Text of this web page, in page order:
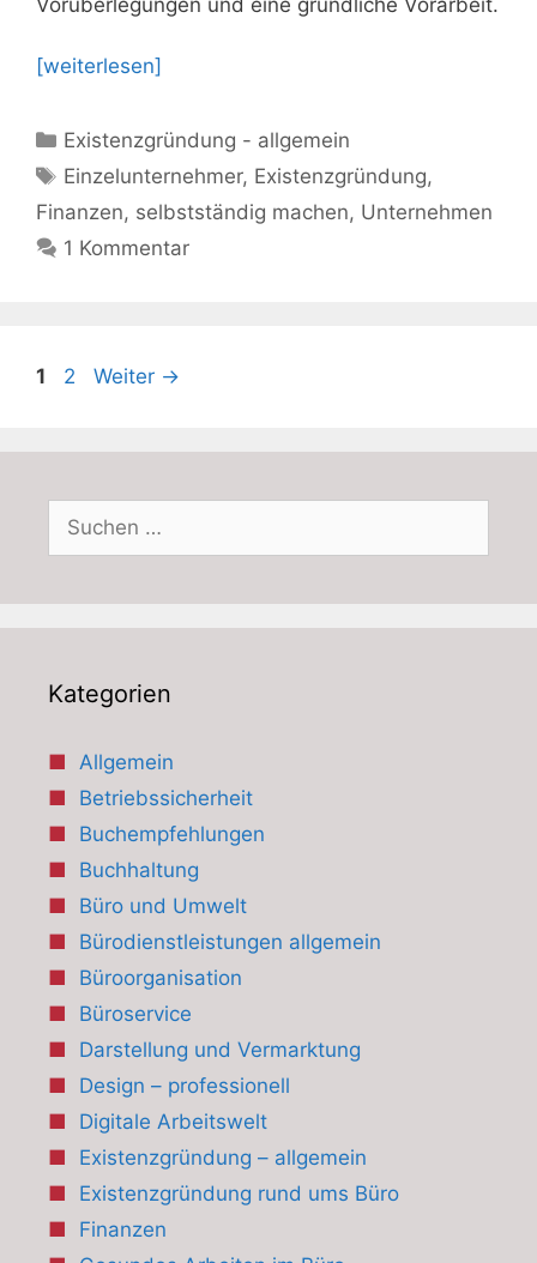
Vorüberlegungen und eine gründliche Vorarbeit.
[weiterlesen]
Kategorien
Existenzgründung - allgemein
Schlagwörter
Einzelunternehmer, Existenzgründung,
Finanzen, selbstständig machen, Unternehmen
1 Kommentar
Seite
1 Seite
2 Weiter →
nach:
Kategorien
Allgemein
Betriebssicherheit
Buchempfehlungen
Buchhaltung
Büro und Umwelt
Bürodienstleistungen allgemein
Büroorganisation
Büroservice
Darstellung und Vermarktung
Design – professionell
Digitale Arbeitswelt
Existenzgründung – allgemein
Existenzgründung rund ums Büro
Finanzen